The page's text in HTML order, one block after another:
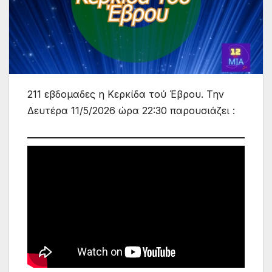
211 εβδομαδες η Κερκίδα τού Έβρου. Την
Δευτέρα 11/5/2026 ώρα 22:30 παρουσιάζει :